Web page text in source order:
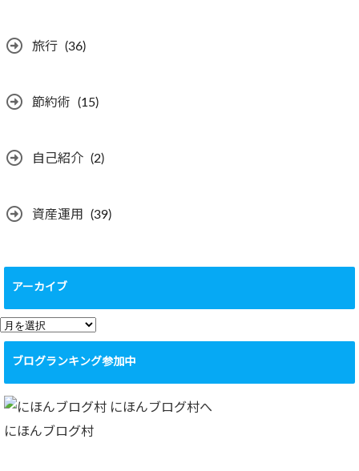
旅行 (36)
節約術 (15)
自己紹介 (2)
資産運用 (39)
アーカイブ
ア
ー
イ
ブ
ブログランキング参加中
にほんブログ村